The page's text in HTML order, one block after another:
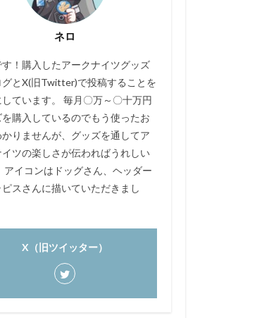
ネロ
す！購入したアークナイツグッズ
グとX(旧Twitter)で投稿することを
しています。 毎月〇万～〇十万円
を購入しているのでもう使ったお
りませんが、グッズを通してア
イツの楽しさが伝わればうれしい
アイコンはドッグさん、ヘッダー
スさんに描いていただきまし
X（旧ツイッター）